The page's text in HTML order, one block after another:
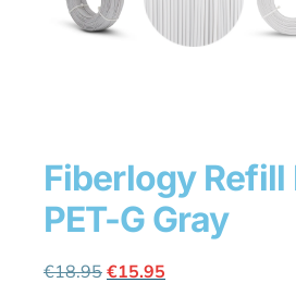
Fiberlogy Refill
PET-G Gray
€18.95 €15.95